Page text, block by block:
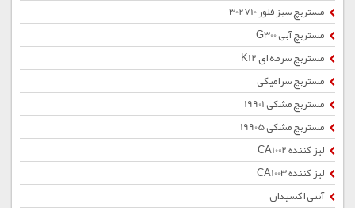
مستربچ سبز فلور 302710
مستربچ آبی G300
مستربچ سرمه ای K12
مستربچ سرامیکی
مستربچ مشکی 19901
مستربچ مشکی 19905
لیز کننده CA1002
لیز کننده CA1003
آنتی اکسیدان